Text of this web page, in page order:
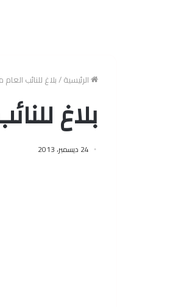
الرئيسية/بلاغ للنائب
بلاغ
24 ديسمبر، 2013